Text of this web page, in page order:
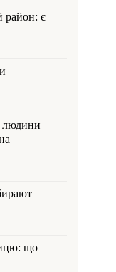
район: є
людини
що